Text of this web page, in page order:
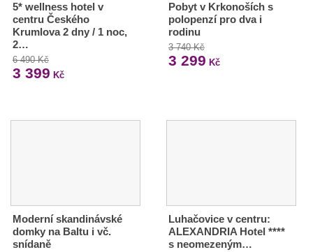
5* wellness hotel v
centru Českého
Krumlova 2 dny / 1 noc,
2…
6 490 Kč
3 399 Kč
Pobyt v Krkonoších s
polopenzí pro dva i
rodinu
3 740 Kč
3 299 Kč
Moderní skandinávské
domky na Baltu i vč.
snídaně
Luhačovice v centru:
ALEXANDRIA Hotel ****
s neomezeným…